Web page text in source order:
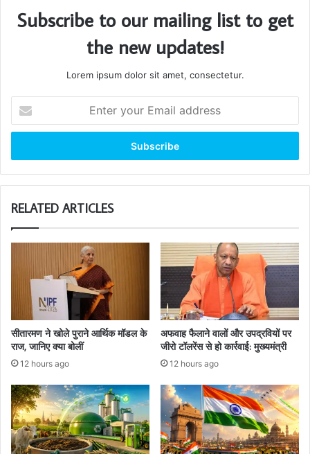
Subscribe to our mailing list to get
the new updates!
Lorem ipsum dolor sit amet, consectetur.
your
Email
RELATED ARTICLES
सीतारमण ने खोले पुराने आर्थिक मॉडल के
राज, जानिए क्या बोलीं
12 hours ago
अफवाह फैलाने वालों और उपद्रवियों पर
जीरो टॉलरेंस से हो कार्रवाई: मुख्यमंत्री
12 hours ago